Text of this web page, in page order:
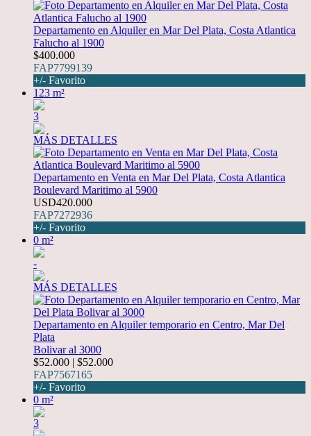
Departamento en Alquiler en Mar Del Plata, Costa Atlantica
Falucho al 1900
$400.000
FAP7799139
+/- Favorito
123 m²
3
MÁS DETALLES
Departamento en Venta en Mar Del Plata, Costa Atlantica
Boulevard Maritimo al 5900
USD420.000
FAP7272936
+/- Favorito
0 m²
-
MÁS DETALLES
Departamento en Alquiler temporario en Centro, Mar Del
Plata
Bolivar al 3000
$52.000 | $52.000
FAP7567165
+/- Favorito
0 m²
3